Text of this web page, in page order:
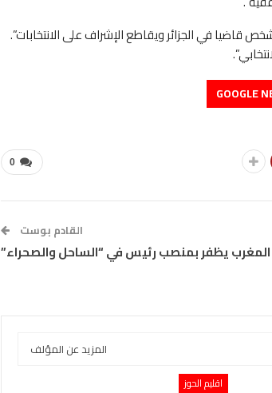
في الجزائر ويقاطع الإشراف على الانتخابات”.
0
القادم بوست
المغرب يظفر بمنصب رئيس في “الساحل والصحراء”
المزيد عن المؤلف
اقليم الحوز